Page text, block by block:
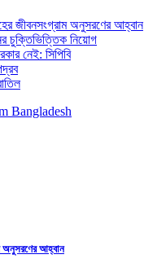
জীবনসংগ্রাম অনুসরণের আহ্বান
চুক্তিভিত্তিক নিয়োগ
নেই: সিপিবি
অনুসরণের আহ্বান